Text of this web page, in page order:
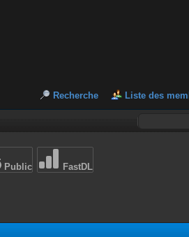
Recherche Liste des
Public FastDL